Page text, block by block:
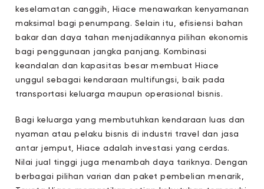
keselamatan canggih, Hiace menawarkan kenyamanan
maksimal bagi penumpang. Selain itu, efisiensi bahan
bakar dan daya tahan menjadikannya pilihan ekonomis
bagi penggunaan jangka panjang. Kombinasi
keandalan dan kapasitas besar membuat Hiace
unggul sebagai kendaraan multifungsi, baik pada
transportasi keluarga maupun operasional bisnis.
Bagi keluarga yang membutuhkan kendaraan luas dan
nyaman atau pelaku bisnis di industri travel dan jasa
antar jemput, Hiace adalah investasi yang cerdas.
Nilai jual tinggi juga menambah daya tariknya. Dengan
berbagai pilihan varian dan paket pembelian menarik,